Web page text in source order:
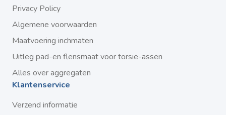
Privacy Policy
Algemene voorwaarden
Maatvoering inchmaten
Uitleg pad-en flensmaat voor torsie-assen
Alles over aggregaten
Klantenservice
Verzend informatie